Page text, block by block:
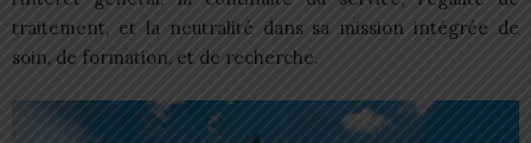
traitement, et la neutralité dans sa mission intégrée de
soin, de formation, et de recherche.